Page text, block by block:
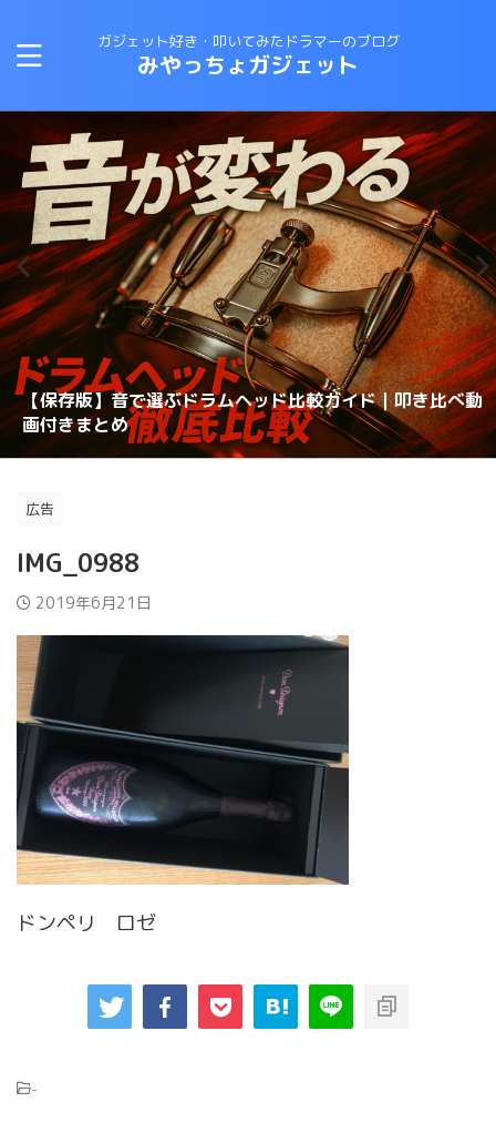
ガジェット好き・叩いてみたドラマーのブログ
みやっちょガジェット
CANOPUSスネアワイヤーの選び方と比較｜カノウプスス
ナッピーを動画で解説
【保存版】音で選ぶドラムヘッド比較ガイド｜叩き比べ動
画付きまとめ
理想のスネアサウンドを手に入れろ！スナッピーの選び方
変拍子のドラム曲に最適なテキスト・教則本はコレしかな
い！
ロックドラマーがジャズドラムに挑戦する方法！おすすめ
の教則本は？？
【スネアチューニング】スネアヘッド交換で音が変わるの
か？？
【スネアチューニング】裏側にこだわる〜スナッピーで音
が変わるのか？実験してみた
【ドラム演奏してみた】ブルースドラムの練習に最適なテ
キストは？？
スネアドラムの選び方 〜ラディック・メタル編〜
恋するフォーチュンクッキーのドラムを叩いてみた 練習
方法
広告
IMG_0988
2019年6月21日
ドンペリ ロゼ
-